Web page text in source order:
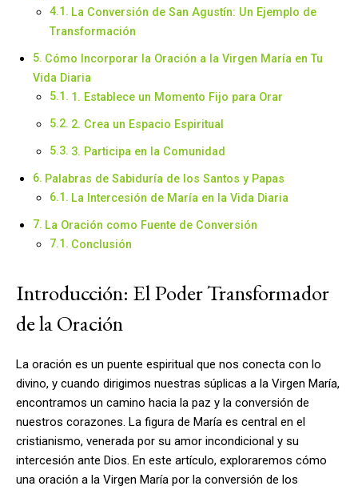
La Conversión de San Agustín: Un Ejemplo de
Transformación
Cómo Incorporar la Oración a la Virgen María en Tu
Vida Diaria
1. Establece un Momento Fijo para Orar
2. Crea un Espacio Espiritual
3. Participa en la Comunidad
Palabras de Sabiduría de los Santos y Papas
La Intercesión de María en la Vida Diaria
La Oración como Fuente de Conversión
Conclusión
Introducción: El Poder Transformador
de la Oración
La oración es un puente espiritual que nos conecta con lo
divino, y cuando dirigimos nuestras súplicas a la Virgen María,
encontramos un camino hacia la paz y la conversión de
nuestros corazones. La figura de María es central en el
cristianismo, venerada por su amor incondicional y su
intercesión ante Dios. En este artículo, exploraremos cómo
una oración a la Virgen María por la conversión de los